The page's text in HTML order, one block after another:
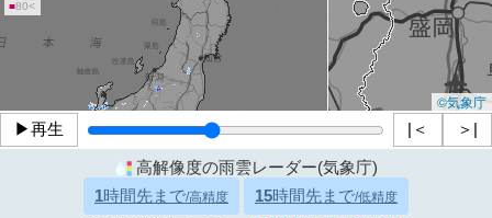
©気象庁
■80<
▶再生 |＜ ＞|
高解像度の雨雲レーダー(気象庁)
1時間先まで/高精度 15時間先まで/低精度